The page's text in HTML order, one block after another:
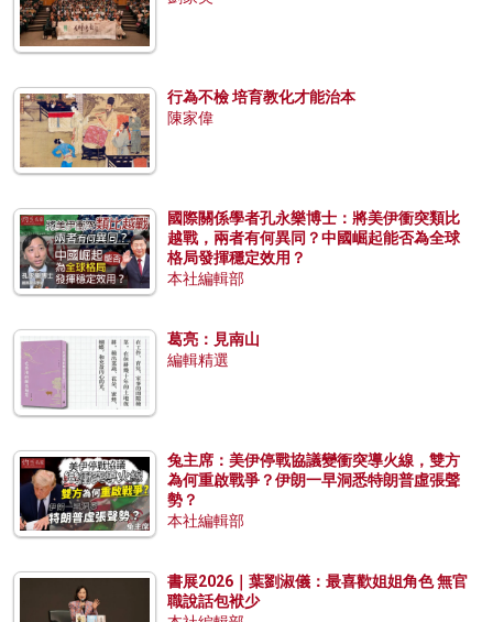
行為不檢 培育教化才能治本
陳家偉
國際關係學者孔永樂博士：將美伊衝突類比
越戰，兩者有何異同？中國崛起能否為全球
格局發揮穩定效用？
本社編輯部
葛亮：見南山
編輯精選
兔主席：美伊停戰協議變衝突導火線，雙方
為何重啟戰爭？伊朗一早洞悉特朗普虛張聲
勢？
本社編輯部
書展2026｜葉劉淑儀：最喜歡姐姐角色 無官
職說話包袱少